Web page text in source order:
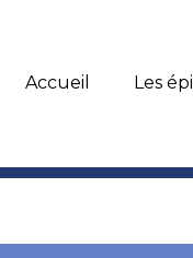
Accueil Les